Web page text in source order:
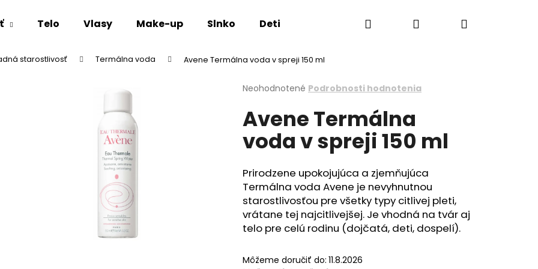
Telo Vlasy Make-up Slnko Deti Esthederm showroom Obchodné
Hľadať PrihlásenieNákupný
starostlivosť Termálna voda Avene Termálna voda v spreji 150 ml
Priemerné
produktu
je
z
hviezdičiek.
Neohodnotené Podrobnosti hodnotenia
Avene Termálna
voda v spreji 150 ml
Prirodzene upokojujúca a zjemňujúca
Termálna voda Avene je nevyhnutnou
starostlivosťou pre všetky typy citlivej pleti,
vrátane tej najcitlivejšej. Je vhodná na tvár aj
telo pre celú rodinu (dojčatá, deti, dospelí).
Môžeme doručiť do: 11.8.2026
Čo potrebujete nájsť?
Odporúčame